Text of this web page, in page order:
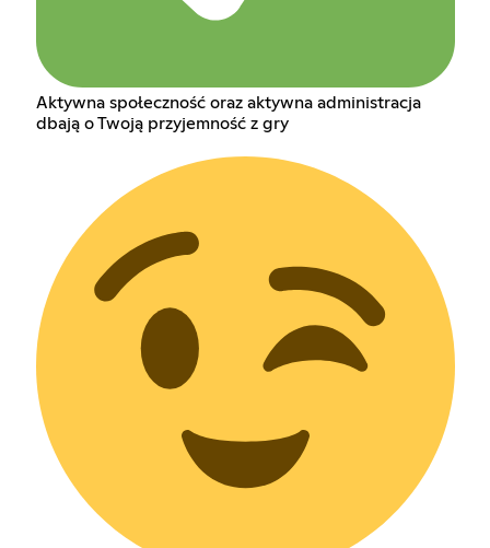
Aktywna społeczność oraz aktywna administracja
dbają o Twoją przyjemność z gry